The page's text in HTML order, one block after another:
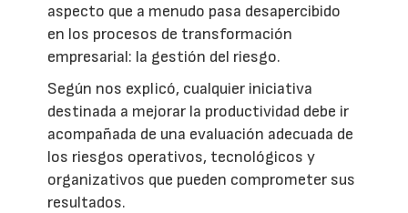
aspecto que a menudo pasa desapercibido
en los procesos de transformación
empresarial: la gestión del riesgo.
Según nos explicó, cualquier iniciativa
destinada a mejorar la productividad debe ir
acompañada de una evaluación adecuada de
los riesgos operativos, tecnológicos y
organizativos que pueden comprometer sus
resultados.